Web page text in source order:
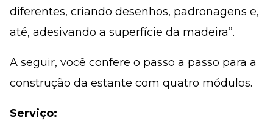
diferentes, criando desenhos, padronagens e,
até, adesivando a superfície da madeira”.
A seguir, você confere o passo a passo para a
construção da estante com quatro módulos.
Serviço: